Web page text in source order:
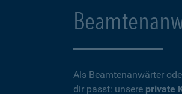
Als Beamtenanwärter
dir passt: unsere private